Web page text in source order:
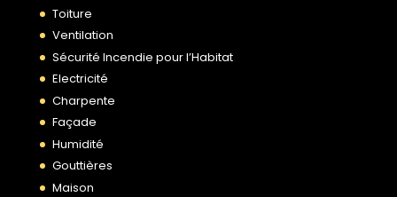
Toiture
Ventilation
Sécurité Incendie pour l’Habitat
Electricité
Charpente
Façade
Humidité
Gouttières
Maison